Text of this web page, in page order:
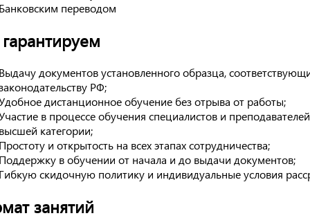
переводом
документов установленного образца,
РФ;
дистанционное обучение без отрыва от работы;
в процессе обучения специалистов и преподавателей
категории;
и открытость на всех этапах сотрудничества;
в обучении от начала и до выдачи документов;
скидочную политику и индивидуальные условия
занятий